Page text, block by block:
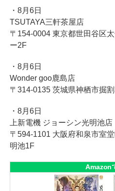
・8月6日
TSUTAYA三軒茶屋店
〒154-0004 東京都世田谷区
ー2F
・8月6日
Wonder goo鹿島店
〒314-0135 茨城県神栖市掘
・8月6日
上新電機 ジョーシン光明池店
〒594-1101 大阪府和泉市室
明池1F
Amazon